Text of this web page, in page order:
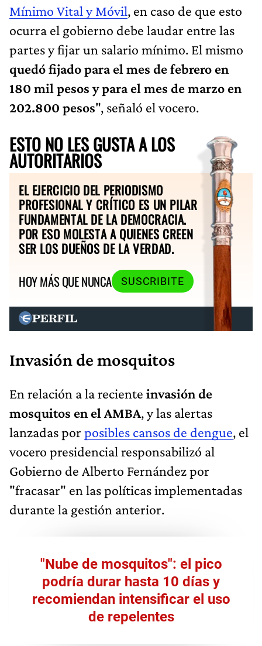
Mínimo Vital y Móvil, en caso de que esto
ocurra el gobierno debe laudar entre las
partes y fijar un salario mínimo. El mismo
quedó fijado para el mes de febrero en
180 mil pesos y para el mes de marzo en
202.800 pesos", señaló el vocero.
ESTO NO LES GUSTA A LOS
AUTORITARIOS
EL EJERCICIO DEL PERIODISMO
PROFESIONAL Y CRÍTICO ES UN PILAR
FUNDAMENTAL DE LA DEMOCRACIA.
POR ESO MOLESTA A QUIENES CREEN
SER LOS DUEÑOS DE LA VERDAD.
HOY MÁS QUE NUNCA
SUSCRIBITE
Invasión de mosquitos
En relación a la reciente invasión de
mosquitos en el AMBA, y las alertas
lanzadas por posibles cansos de dengue, el
vocero presidencial responsabilizó al
Gobierno de Alberto Fernández por
"fracasar" en las políticas implementadas
durante la gestión anterior.
"Nube de mosquitos": el pico
podría durar hasta 10 días y
recomiendan intensificar el uso
de repelentes